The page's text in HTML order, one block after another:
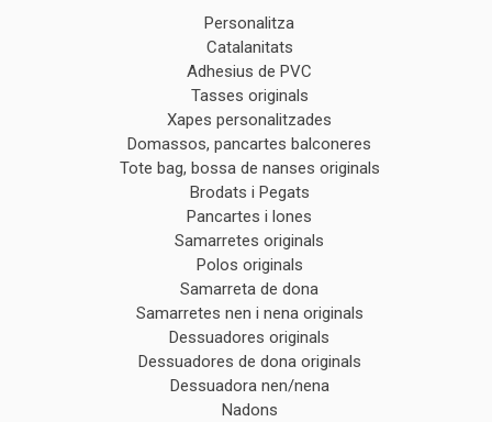
Personalitza
Catalanitats
Adhesius de PVC
Tasses originals
Xapes personalitzades
Domassos, pancartes balconeres
Tote bag, bossa de nanses originals
Brodats i Pegats
Pancartes i lones
Samarretes originals
Polos originals
Samarreta de dona
Samarretes nen i nena originals
Dessuadores originals
Dessuadores de dona originals
Dessuadora nen/nena
Nadons